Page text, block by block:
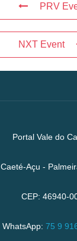
PRV
NXT Event
Portal Vale do
Caeté-Açu -
CEP: 46940-
WhatsApp: 75 9